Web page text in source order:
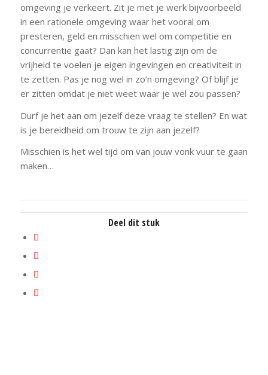
omgeving je verkeert. Zit je met je werk bijvoorbeeld
in een rationele omgeving waar het vooral om
presteren, geld en misschien wel om competitie en
concurrentie gaat? Dan kan het lastig zijn om de
vrijheid te voelen je eigen ingevingen en creativiteit in
te zetten. Pas je nog wel in zo’n omgeving? Of blijf je
er zitten omdat je niet weet waar je wel zou passen?
Durf je het aan om jezelf deze vraag te stellen? En wat
is je bereidheid om trouw te zijn aan jezelf?
Misschien is het wel tijd om van jouw vonk vuur te gaan
maken…
Deel dit stuk